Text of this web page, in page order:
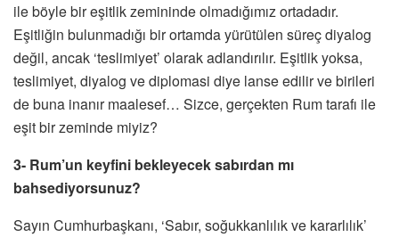
ile böyle bir eşitlik zemininde olmadığımız ortadadır.
Eşitliğin bulunmadığı bir ortamda yürütülen süreç diyalog
değil, ancak ‘teslimiyet’ olarak adlandırılır. Eşitlik yoksa,
teslimiyet, diyalog ve diplomasi diye lanse edilir ve birileri
de buna inanır maalesef… Sizce, gerçekten Rum tarafı ile
eşit bir zeminde miyiz?
3- Rum’un keyfini bekleyecek sabırdan mı
bahsediyorsunuz?
Sayın Cumhurbaşkanı, ‘Sabır, soğukkanlılık ve kararlılık’